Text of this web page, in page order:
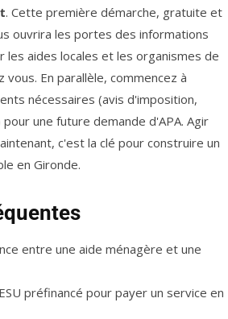
. Cette première démarche, gratuite et
ouvrira les portes des informations
les aides locales et les organismes de
vous. En parallèle, commencez à
nécessaires (avis d'imposition,
une future demande d'APA. Agir
c'est la clé pour construire un
en Gironde.
entre une aide ménagère et une
préfinancé pour payer un service en